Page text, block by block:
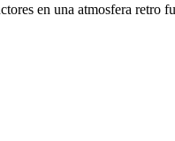
en una atmosfera retro